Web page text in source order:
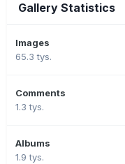
Gallery Statistics
Images
65.3 tys.
Comments
1.3 tys.
Albums
1.9 tys.